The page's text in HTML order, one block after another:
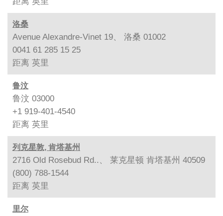
洛桑
Avenue Alexandre-Vinet 19、 洛桑 01002
0041 61 285 15 25
距离 英里
鲁汶
鲁汶 03000
+1 919-401-4540
距离 英里
列克星敦, 肯塔基州
2716 Old Rosebud Rd..、 莱克星顿 肯塔基州 40509
(800) 788-1544
距离 英里
里尔